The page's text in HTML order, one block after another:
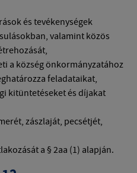
és tevékenységek
valamint közös
a község önkormányzatához
feladataikat,
kitüntetéseket és díjakat
zászlaját, pecsétjét,
a § 2aa (1) alapján.